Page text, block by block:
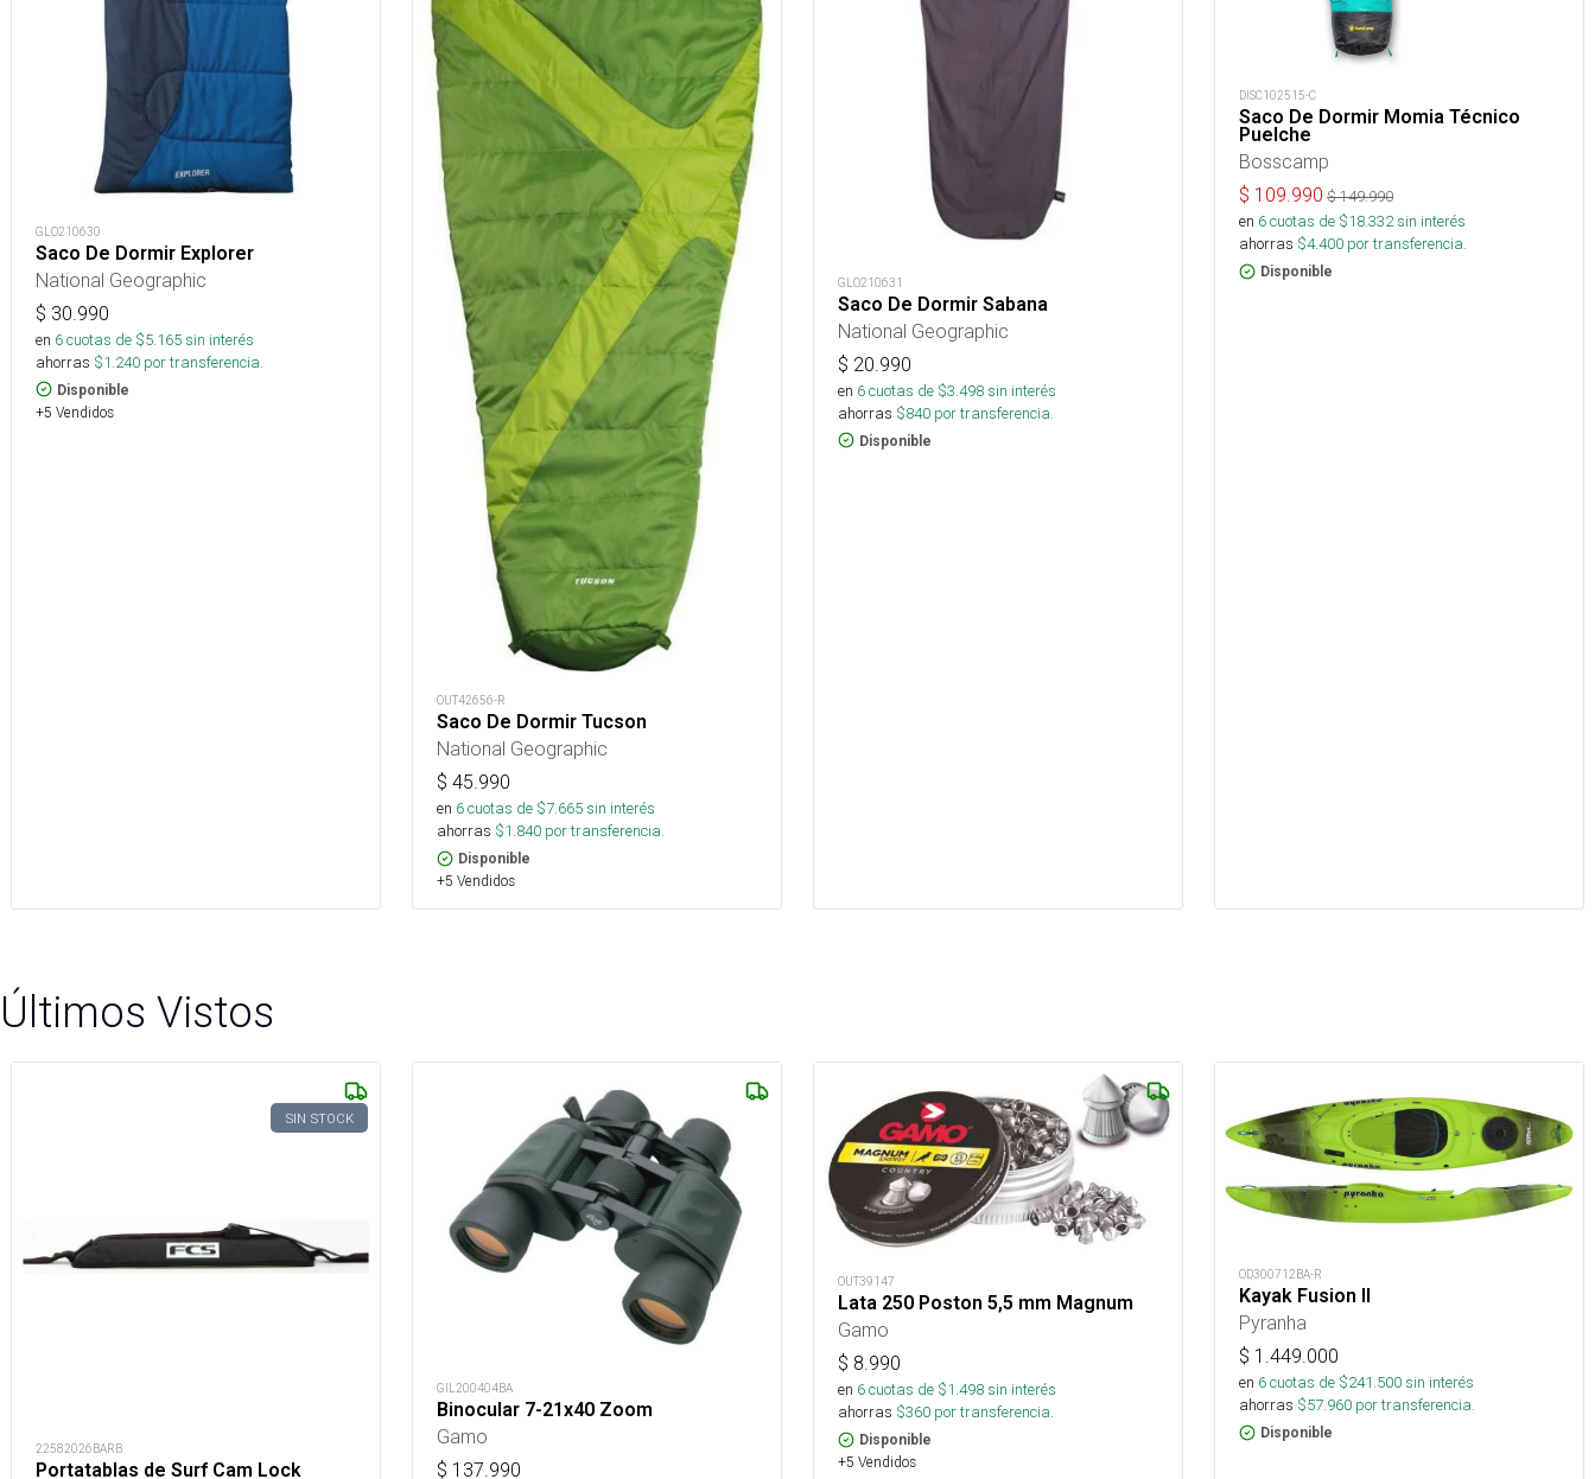
GLO210630
Saco De Dormir Explorer
National Geographic
$ 30.990
en 6cuotas de $5.165sin interés
ahorras $1.240 por transferencia.
Disponible
+5 Vendidos
OUT42656-R
Saco De Dormir Tucson
National Geographic
$ 45.990
en 6cuotas de $7.665sin interés
ahorras $1.840 por transferencia.
Disponible
+5 Vendidos
GLO210631
Saco De Dormir Sabana
National Geographic
$ 20.990
en 6cuotas de $3.498sin interés
ahorras $840 por transferencia.
Disponible
DISC102515-C
Saco De Dormir Momia Técnico
Puelche
Bosscamp
$ 109.990 $149.990
en 6cuotas de $18.332sin interés
ahorras $4.400 por transferencia.
Disponible
Últimos Vistos
SIN STOCK
22582026BARB
Portatablas de Surf Cam Lock
GIL200404BA
Binocular 7-21x40 Zoom
Gamo
$ 137.990
OUT39147
Lata 250 Poston 5,5 mm Magnum
Gamo
$ 8.990
en 6cuotas de $1.498sin interés
ahorras $360 por transferencia.
Disponible
+5 Vendidos
OD300712BA-R
Kayak Fusion II
Pyranha
$ 1.449.000
en 6cuotas de $241.500sin interés
ahorras $57.960 por transferencia.
Disponible